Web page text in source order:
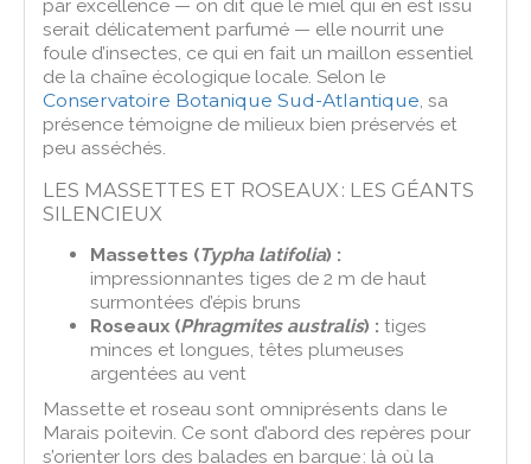
par excellence — on dit que le miel qui en est issu
serait délicatement parfumé — elle nourrit une
foule d’insectes, ce qui en fait un maillon essentiel
de la chaîne écologique locale. Selon le
Conservatoire Botanique Sud-Atlantique, sa
présence témoigne de milieux bien préservés et
peu asséchés.
LES MASSETTES ET ROSEAUX : LES GÉANTS
SILENCIEUX
Massettes (Typha latifolia) :
impressionnantes tiges de 2 m de haut
surmontées d’épis bruns
Roseaux (Phragmites australis) : tiges
minces et longues, têtes plumeuses
argentées au vent
Massette et roseau sont omniprésents dans le
Marais poitevin. Ce sont d’abord des repères pour
s’orienter lors des balades en barque : là où la